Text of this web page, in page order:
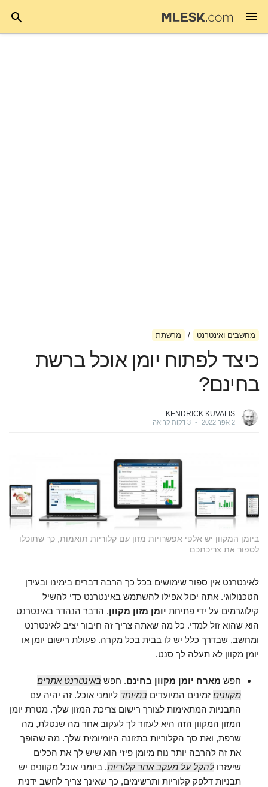
מחשבים ואינטרנט מרשתת
כיצד לפתוח יומן אוכל ברשת
בחינם?
KENDRICK KUVALIS
2 אפר 2022 •
ביומן המקוון יש אלפי אפשרויות מזון עם קלוריות תואמות, כך שתוכלו
לספור את צריכתכם.
לאינטרנט אין ספור שימושים בכל כך הרבה דברים בימינו ובעידן
הטכנולוגי. אתה יכול אפילו להשתמש באינטרנט כדי להשיל
קילוגרמים על ידי פתיחת יומן מזון מקוון. הדבר הנהדר באינטרנט
הוא שהוא זול למדי. כל מה שאתה צריך זה חיבור יציב לאינטרנט
ומחשב, שבדרך כלל יש לו בבית בכל מקרה. פעולת רישום יומן או
יומן מקוון לא תעלה לך סנט.
חפש מארח יומן מקוון בחינם. חפש באינטרנט אתרים
מקוונים זמינים המיועדים במיוחד ליומני אוכל. זה יהיה עם
התבניות המתאימות לצורך רישום צריכת המזון שלך. מטרת יומן
המזון המקוון הזה היא לעזור לך לעקוב אחר מה שנטלת, מה
שרפת, ואת סך הקלוריות בתזונה היומיומית שלך. מה שהופך
את זה להרבה יותר נוח מיומן פיזי הוא שיש לך את הכלים
שיעזרו להקל על מעקב אחר קלוריות. ביומני אוכל מקוונים יש
תבניות דלפק קלוריות ותרשימים, כך שאינך צריך לחשב ידנית